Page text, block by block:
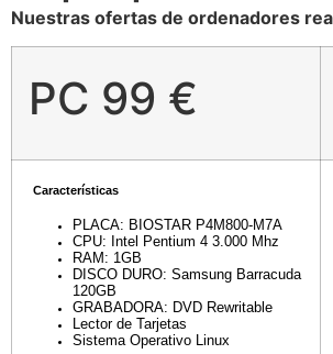
Nuestras ofertas de ordenadores
PC 99 €
Características
PLACA: BIOSTAR P4M800-M7A
CPU: Intel Pentium 4 3.000 Mhz
RAM: 1GB
DISCO DURO: Samsung Barracuda
120GB
GRABADORA: DVD Rewritable
Lector de Tarjetas
Sistema Operativo Linux